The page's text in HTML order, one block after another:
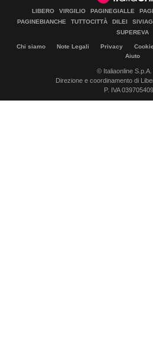
LIBERO VIRGILIO PAGINEGIALLE
PAGINEBIANCHE
TUTTOCITTÀ DILEI
SUPEREVA
Chi siamo Note Legali Privacy
Aiuto
© Italiaonline
Direzione e coordinamento di
P. IVA